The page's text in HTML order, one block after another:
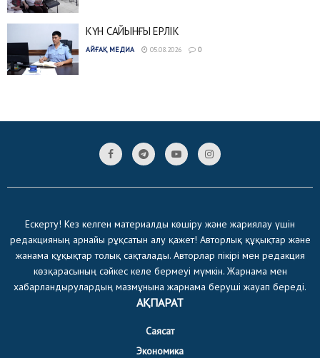
КҮН САЙЫНҒЫ ЕРЛІК
АЙҒАҚ МЕДИА 05.08.2026 0
Ескерту! Кез келген материалды көшіру және жариялау үшін
редакцияның арнайы рұқсатын алу қажет! Авторлық құқықтар және
жанама құқықтар толық сақталады. Авторлар пікірі мен редакция
көзқарасының сәйкес келе бермеуі мүмкін. Жарнама мен
хабарландырулардың мазмұнына жарнама беруші жауап береді.
АҚПАРАТ
Саясат
Экономика